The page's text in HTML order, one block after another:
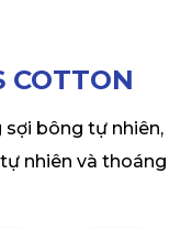
COTTON
sợi bông tự nhiên,
nhiên và thoáng